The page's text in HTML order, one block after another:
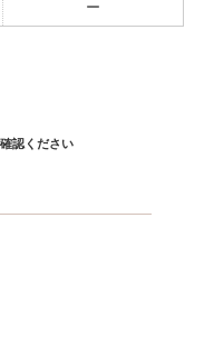
ー
認ください